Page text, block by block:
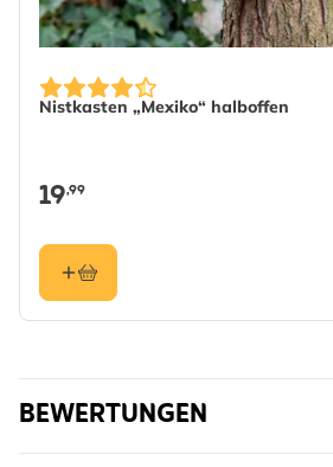
Vogelart
Farbe Grün,
Einfluglochgrösse
Nistkasten „Mexiko“ halboffen
19,99
BEWERTUNGEN